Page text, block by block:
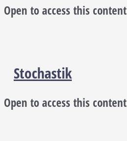
Open to access this content
Stochastik
Open to access this content